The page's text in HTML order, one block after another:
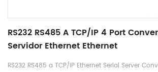
RS232 RS485 A TCP/IP 4 Port
Servidor Ethernet Ethernet
RS232 RS485 a TCP/IP Ethernet Serial Server